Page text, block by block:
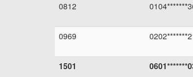
0812
0969
1501